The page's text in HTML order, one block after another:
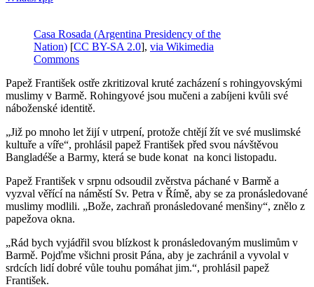
Casa Rosada (Argentina Presidency of the
Nation) [CC BY-SA 2.0], via Wikimedia
Commons
Papež František ostře zkritizoval kruté zacházení s rohingyovskými
muslimy v Barmě. Rohingyové jsou mučeni a zabíjeni kvůli své
náboženské identitě.
„Již po mnoho let žijí v utrpení, protože chtějí žít ve své muslimské
kultuře a víře“, prohlásil papež František před svou návštěvou
Bangladéše a Barmy, která se bude konat na konci listopadu.
Papež František v srpnu odsoudil zvěrstva páchané v Barmě a
vyzval věřící na náměstí Sv. Petra v Římě, aby se za pronásledované
muslimy modlili. „Bože, zachraň pronásledované menšiny“, znělo z
papežova okna.
„Rád bych vyjádřil svou blízkost k pronásledovaným muslimům v
Barmě. Pojďme všichni prosit Pána, aby je zachránil a vyvolal v
srdcích lidí dobré vůle touhu pomáhat jim.“, prohlásil papež
František.